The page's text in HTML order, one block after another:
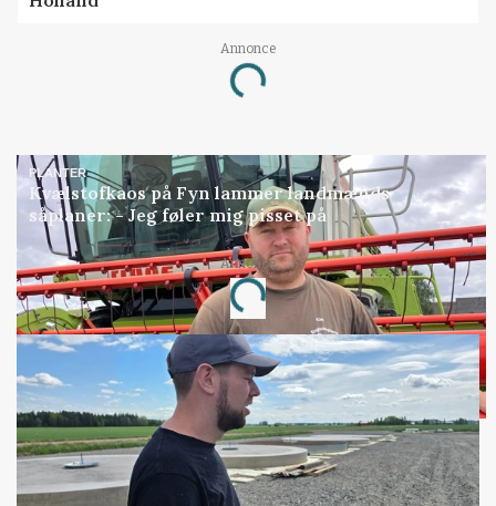
Annonce
Loading...
PLANTER
Kvælstofkaos på Fyn lammer landmænds
såplaner: - Jeg føler mig pisset på
Annonce
Loading...